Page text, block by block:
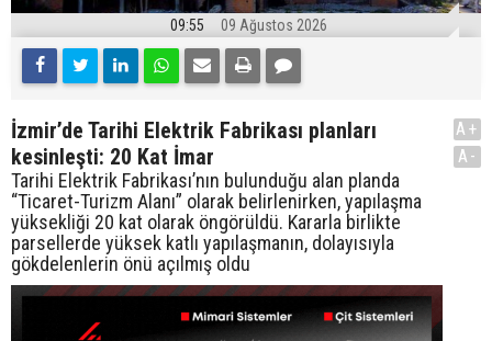
09:55 09 Ağustos 2026
İzmir’de Tarihi Elektrik Fabrikası planları
kesinleşti: 20 Kat İmar
Tarihi Elektrik Fabrikası’nın bulunduğu alan planda
“Ticaret-Turizm Alanı” olarak belirlenirken, yapılaşma
yüksekliği 20 kat olarak öngörüldü. Kararla birlikte
parsellerde yüksek katlı yapılaşmanın, dolayısıyla
gökdelenlerin önü açılmış oldu
A+
A-